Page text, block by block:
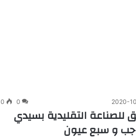
2020-
0
0
للصناعة التقليدية بسيدي
و سبع عيون